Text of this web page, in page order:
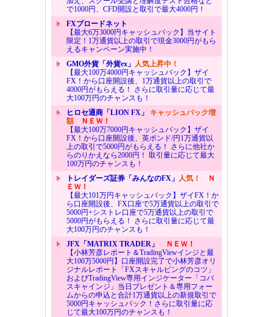
で1000円、CFD開設と取引で最大4000円！
FXブロードネット
【最大6万3000円キャッシュバック】当サイト
限定！1万通貨以上の取引で現金3000円がもら
えるキャンペーン実施中！
GMO外貨「外貨ex」 人気上昇中！
【最大100万4000円キャッシュバック】ザイ
FX！から口座開設後、1万通貨以上の取引で
4000円がもらえる！ さらに取引量に応じて最
大100万円のチャンスも！
ヒロセ通商「LION FX」 キャッシュバック増
額ＮＥＷ！
【最大100万7000円キャッシュバック】ザイ
FX！から口座開設後、英ポンド/円1万通貨以
上の取引で5000円がもらえる！ さらに他社か
らのりかえなら2000円！ 取引量に応じて最大
100万円のチャンスも！
トレイダーズ証券「みんなのFX」 人気！
Ｎ
ＥＷ！
【最大101万円キャッシュバック】ザイFX！か
ら口座開設後、FX口座で5万通貨以上の取引で
5000円+シストレ口座で5万通貨以上の取引で
5000円がもらえる！ さらに取引量に応じて最
大100万円のチャンスも！
JFX「MATRIX TRADER」
ＮＥＷ！
【小林芳彦レポート＆TradingViewインジと最
大100万5000円】口座開設完了で小林芳彦オリ
ジナルレポート「FXスキャルピングのコツ」
およびTradingView専用インジケーター「コバ
スキャインジ」当日プレゼント＆専用フォー
ムからの申込と合計1万通貨以上の新規取引で
5000円キャッシュバック！さらに取引量に応
じて最大100万円のチャンスも！